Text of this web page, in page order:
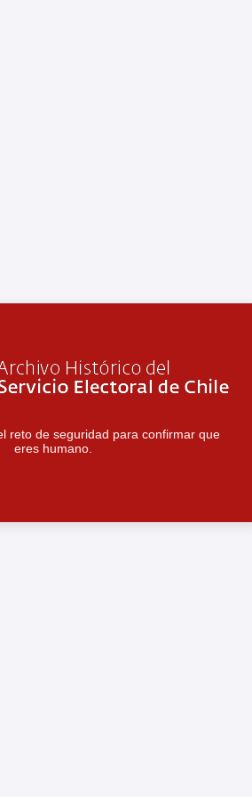
reto de seguridad para confirmar que
eres humano.